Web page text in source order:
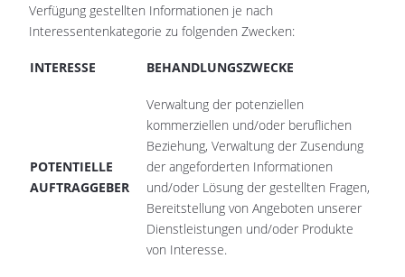
Verfügung gestellten Informationen je nach
Interessentenkategorie zu folgenden Zwecken:
INTERESSE BEHANDLUNGSZWECKE
POTENTIELLE
AUFTRAGGEBER
Verwaltung der potenziellen
kommerziellen und/oder beruflichen
Beziehung, Verwaltung der Zusendung
der angeforderten Informationen
und/oder Lösung der gestellten Fragen,
Bereitstellung von Angeboten unserer
Dienstleistungen und/oder Produkte
von Interesse.